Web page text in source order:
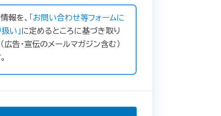
報を、
「お問い合わせ等フォームに
い」に定めるところに基づき取り
広告・宣伝のメールマガジン含む）